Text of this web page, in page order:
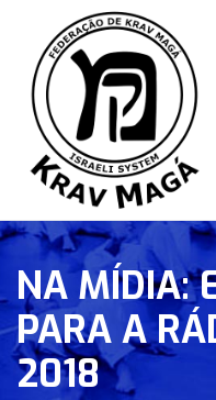
NA MÍDIA:
PARA A
2018